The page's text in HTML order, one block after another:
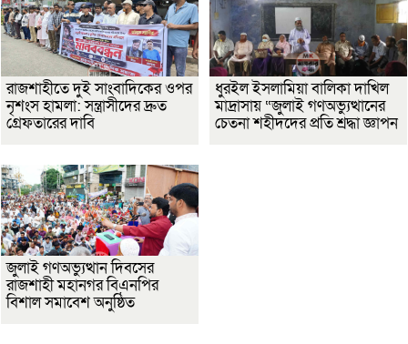
রাজশাহীতে দুই সাংবাদিকের ওপর
নৃশংস হামলা: সন্ত্রাসীদের দ্রুত
গ্রেফতারের দাবি
ধুরইল ইসলামিয়া বালিকা দাখিল
মাদ্রাসায় “জুলাই গণঅভ্যুত্থানের
চেতনা শহীদদের প্রতি শ্রদ্ধা জ্ঞাপন
জুলাই গণঅভ্যুত্থান দিবসের
রাজশাহী মহানগর বিএনপির
বিশাল সমাবেশ অনুষ্ঠিত